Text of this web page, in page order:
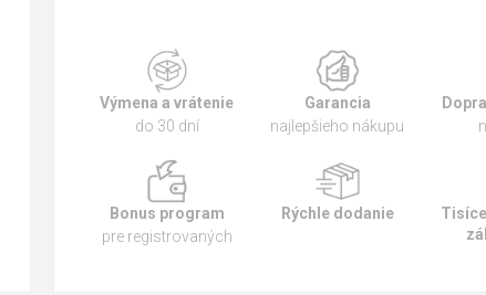
Výmena a vrátenie
do 30 dní
Garancia
najlepšieho nákupu
Bonus program
pre registrovaných
Rýchle dodanie